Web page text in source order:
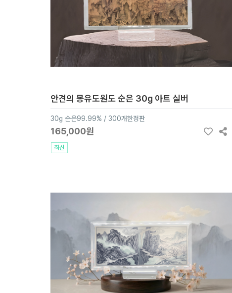
안견의 몽유도원도 순은 30g 아트 실버
30g 순은99.99% / 300개한정판
165,000원
최신